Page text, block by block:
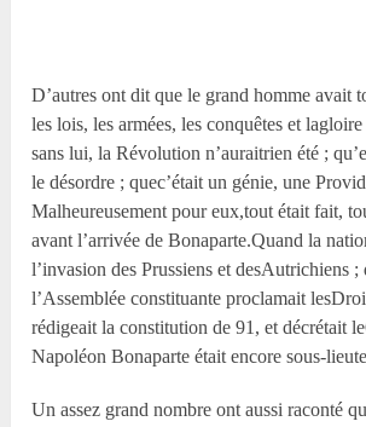
D’autres ont dit que le grand homme avait
les lois, les armées, les conquêtes et
sans lui, la Révolution n’auraitrien été ;
le désordre ; quec’était un génie, une
Malheureusement pour eux,tout était fait,
avant l’arrivée de Bonaparte.Quand la
l’invasion des Prussiens et desAutrichiens ;
l’Assemblée constituante proclamait
rédigeait la constitution de 91, et décrétait
Napoléon Bonaparte était encore sous-
Un assez grand nombre ont aussi raconté